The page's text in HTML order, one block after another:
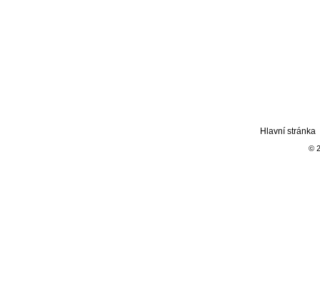
Hlavní stránka
©